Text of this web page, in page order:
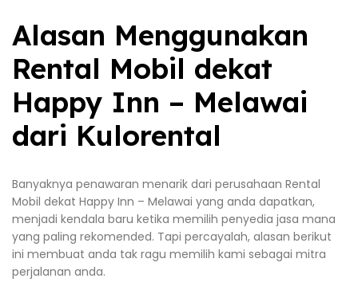
Alasan Menggunakan
Rental Mobil dekat
Happy Inn – Melawai
dari Kulorental
Banyaknya penawaran menarik dari perusahaan Rental
Mobil dekat Happy Inn – Melawai yang anda dapatkan,
menjadi kendala baru ketika memilih penyedia jasa mana
yang paling rekomended. Tapi percayalah, alasan berikut
ini membuat anda tak ragu memilih kami sebagai mitra
perjalanan anda.